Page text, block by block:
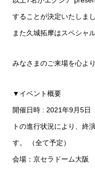
することが決定いたしまし
また久城拓摩はスペシャ
みなさまのご来場を心よ
▼イベント概要
開催日時 : 2021年9月5
トの進行状況により、終
す。 （全て予定）
会場：京セラドーム大阪